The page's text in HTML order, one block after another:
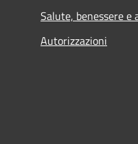
Salute, benessere e
Autorizzazioni